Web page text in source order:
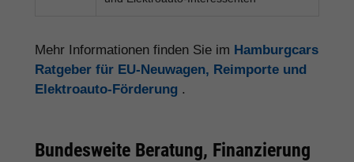
Mehr Informationen finden Sie im Hamburgcars
Ratgeber für EU-Neuwagen, Reimporte und
Elektroauto-Förderung .
Bundesweite Beratung, Finanzierung